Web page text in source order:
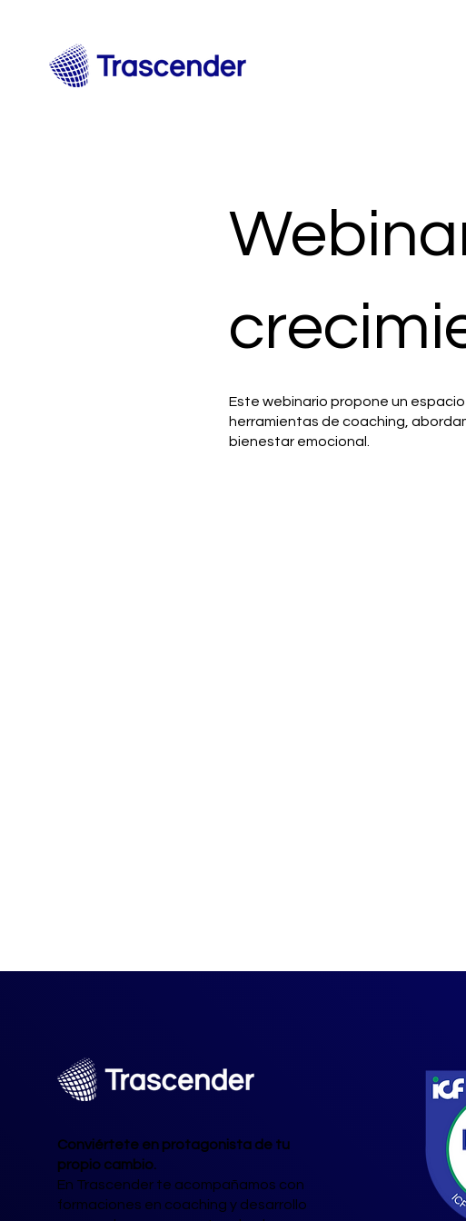
Este webinario propone un
herramientas de coaching,
bienestar emocional.
Conviértete en protagonista de tu
propio cambio.
En Trascender te acompañamos con
formaciones en coaching y desarrollo